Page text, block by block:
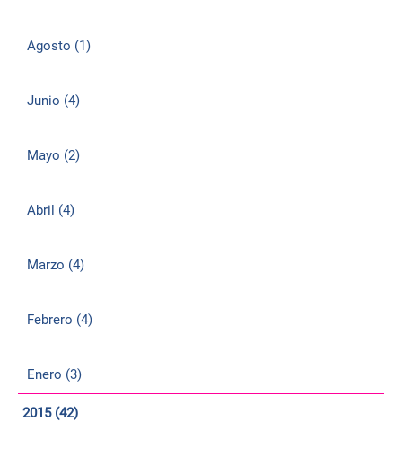
Agosto (1)
Junio (4)
Mayo (2)
Abril (4)
Marzo (4)
Febrero (4)
Enero (3)
2015 (42)